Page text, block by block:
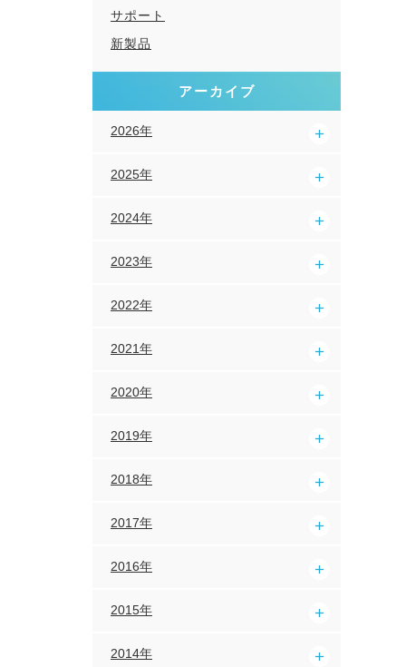
サポート
新製品
アーカイブ
2026年
2025年
2024年
2023年
2022年
2021年
2020年
2019年
2018年
2017年
2016年
2015年
2014年